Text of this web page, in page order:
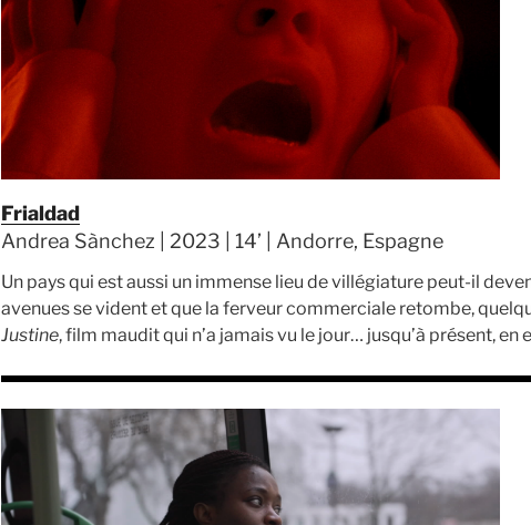
Frialdad
Andrea Sànchez | 2023 | 14’ | Andorre, Espagne
Un pays qui est aussi un immense lieu de villégiature peut-il
avenues se vident et que la ferveur commerciale retombe,
Justine, film maudit qui n’a jamais vu le jour… jusqu’à présent, en